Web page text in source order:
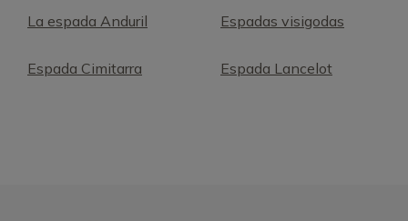
La espada Anduril Espadas visigodas
Espada Cimitarra Espada Lancelot